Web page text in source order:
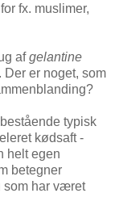
fx. muslimer,
afgelantine
Der er noget, som
typisk
kødsaft -
helt egen
betegner
som har været